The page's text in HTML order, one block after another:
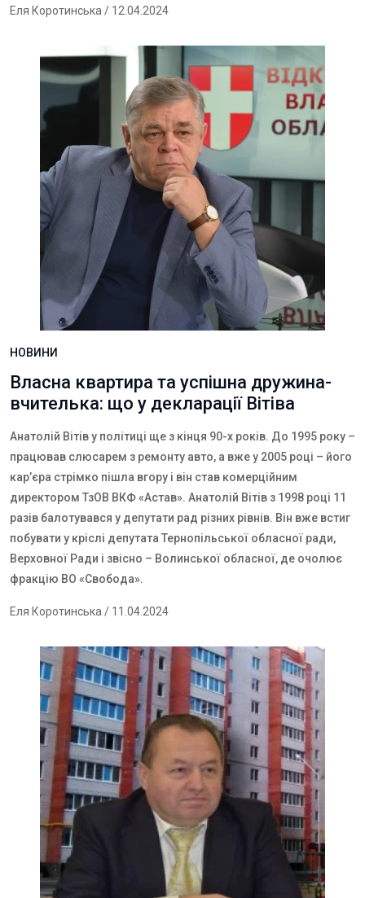
Еля Коротинська / 12.04.2024
НОВИНИ
Власна квартира та успішна дружина-
вчителька: що у декларації Вітіва
Анатолій Вітів у політиці ще з кінця 90-х років. До 1995 року –
працював слюсарем з ремонту авто, а вже у 2005 році – його
кар’єра стрімко пішла вгору і він став комерційним
директором ТзОВ ВКФ «Астав». Анатолій Вітів з 1998 році 11
разів балотувався у депутати рад різних рівнів. Він вже встиг
побувати у кріслі депутата Тернопільської обласної ради,
Верховної Ради і звісно – Волинської обласної, де очолює
фракцію ВО «Свобода».
Еля Коротинська / 11.04.2024